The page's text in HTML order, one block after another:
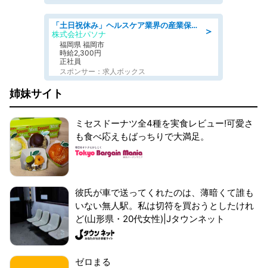
＞
「土日祝休み」ヘルスケア業界の産業保健師/高時給/未経験OK/要資格:保健師、正看護師
株式会社パソナ
福岡県 福岡市
時給2,300円
正社員
スポンサー：求人ボックス
姉妹サイト
ミセスドーナツ全4種を実食レビュー!可愛さ
も食べ応えもばっちりで大満足。
彼氏が車で送ってくれたのは、薄暗くて誰も
いない無人駅。私は切符を買おうとしたけれ
ど(山形県・20代女性)|Jタウンネット
ゼロまる